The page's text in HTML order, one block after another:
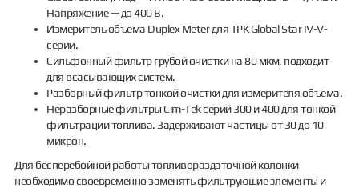
Напряжение — до 400 В.
Измеритель объёма Duplex Meter для ТРК Global Star IV-V-
серии.
Сильфонный фильтр грубой очистки на 80 мкм, подходит
для всасывающих систем.
Разборный фильтр тонкой очистки для измерителя объёма.
Неразборные фильтры Cim-Tek серий 300 и 400 для тонкой
фильтрации топлива. Задерживают частицы от 30 до 10
микрон.
Для бесперебойной работы топливораздаточной колонки
необходимо своевременно заменять фильтрующие элементы и